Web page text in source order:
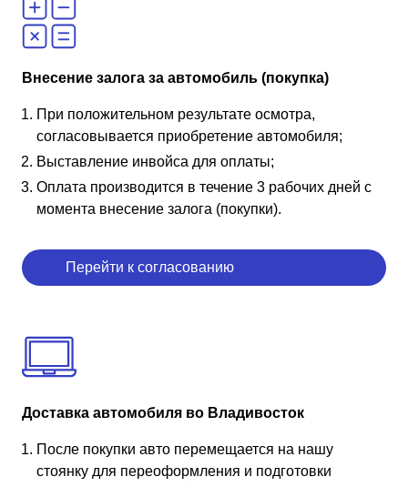
Внесение залога за автомобиль (покупка)
При положительном результате осмотра,
согласовывается приобретение автомобиля;
Выставление инвойса для оплаты;
Оплата производится в течение 3 рабочих дней с
момента внесение залога (покупки).
Перейти к согласованию
Доставка автомобиля во Владивосток
После покупки авто перемещается на нашу
стоянку для переоформления и подготовки